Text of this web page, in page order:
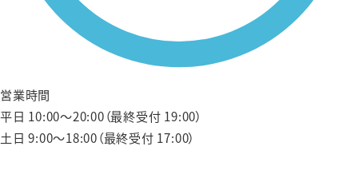
営業時間
平日 10:00〜20:00（最終受付 19:00）
土日 9:00〜18:00（最終受付 17:00）